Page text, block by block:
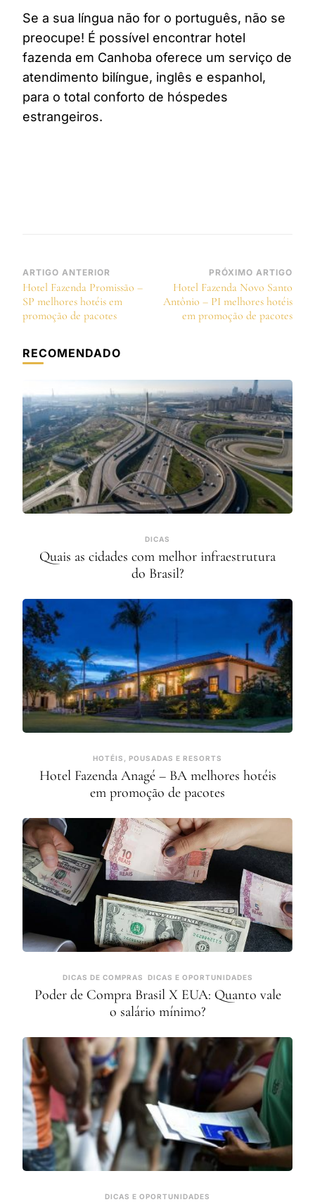
Se a sua língua não for o português, não se
preocupe! É possível encontrar hotel
fazenda em Canhoba oferece um serviço de
atendimento bilíngue, inglês e espanhol,
para o total conforto de hóspedes
estrangeiros.
Navegação
de
post
ARTIGO ANTERIOR
Hotel Fazenda Promissão –
SP melhores hotéis em
promoção de pacotes
PRÓXIMO ARTIGO
Hotel Fazenda Novo Santo
Antônio – PI melhores hotéis
em promoção de pacotes
RECOMENDADO
DICAS
Quais as cidades com melhor infraestrutura
do Brasil?
HOTÉIS, POUSADAS E RESORTS
Hotel Fazenda Anagé – BA melhores hotéis
em promoção de pacotes
DICAS DE COMPRAS DICAS E OPORTUNIDADES
Poder de Compra Brasil X EUA: Quanto vale
o salário mínimo?
DICAS E OPORTUNIDADES